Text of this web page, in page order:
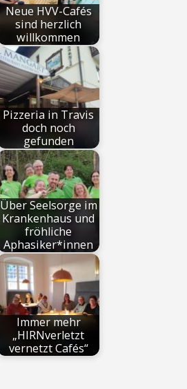
Neue HVV-Cafés
sind herzlich
willkommen
Pizzeria in Travis
doch noch
gefunden
Über Seelsorge im
Krankenhaus und
fröhliche
Aphasiker*innen
Immer mehr
„HIRNverletzt
vernetzt Cafés“